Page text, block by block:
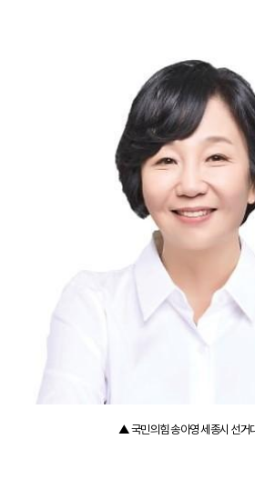
▲ 국민의힘 송아영 세종시 선거